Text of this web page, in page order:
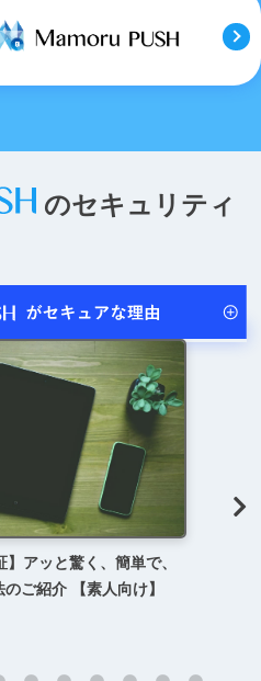
のセキュリティ
】アッと驚く、簡単で、
ご紹介 【素人向け】